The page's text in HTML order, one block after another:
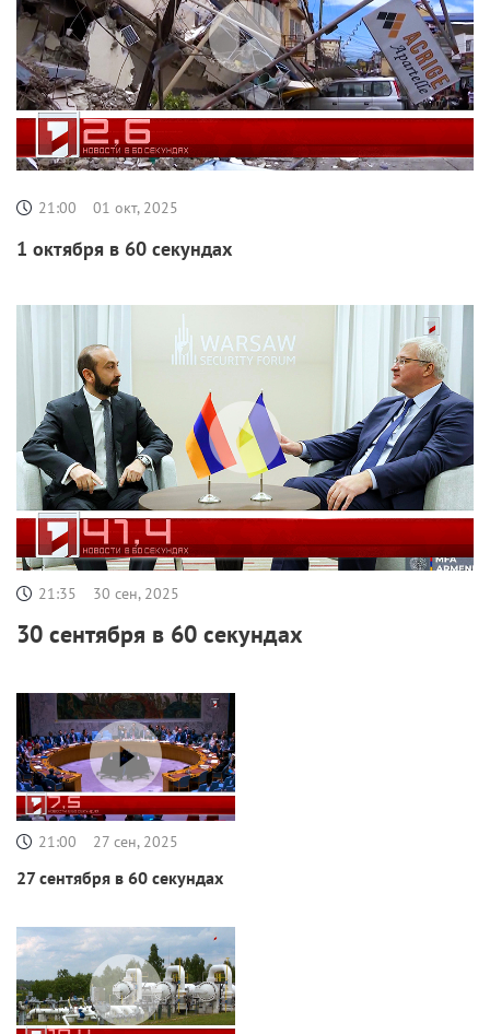
21:00 01 окт, 2025
1 октября в 60 секундах
21:35 30 сен, 2025
30 сентября в 60 секундах
21:00 27 сен, 2025
27 сентября в 60 секундах